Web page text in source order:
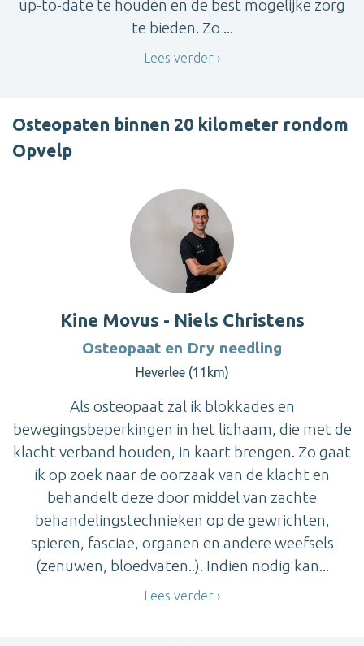
up-to-date te houden en de best mogelijke zorg
te bieden. Zo ...
Lees verder
Osteopaten binnen 20 kilometer rondom
Opvelp
Kine Movus - Niels Christens
Osteopaat en Dry needling
Heverlee (11km)
Als osteopaat zal ik blokkades en
bewegingsbeperkingen in het lichaam, die met de
klacht verband houden, in kaart brengen. Zo gaat
ik op zoek naar de oorzaak van de klacht en
behandelt deze door middel van zachte
behandelingstechnieken op de gewrichten,
spieren, fasciae, organen en andere weefsels
(zenuwen, bloedvaten..). Indien nodig kan...
Lees verder